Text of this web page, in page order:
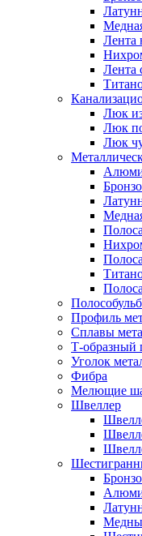
Лента
Лента
Люк
Люк
Люк
Полособульб
Профиль
Сплавы
Т-образный
Уголок
Фибра
Мелющие
Швеллер